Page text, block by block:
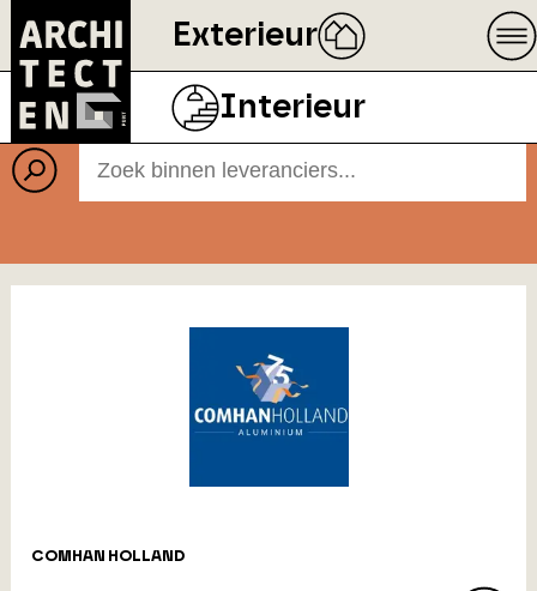
Exterieur
Interieur
Leveranciers
COMHAN HOLLAND